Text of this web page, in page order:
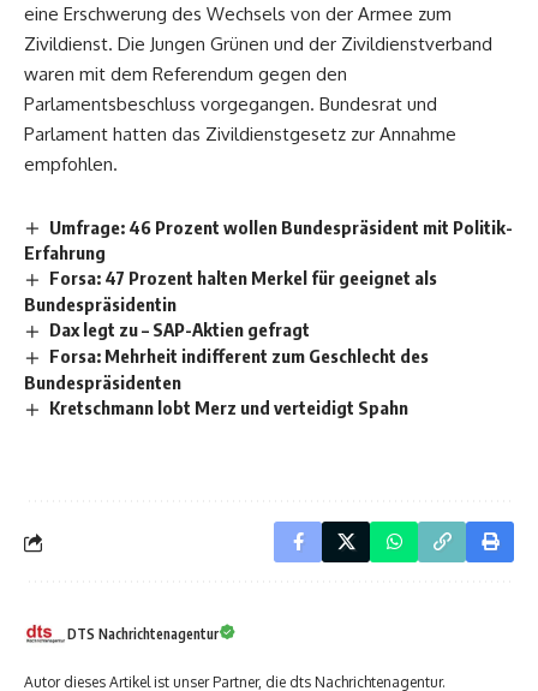
eine Erschwerung des Wechsels von der Armee zum
Zivildienst. Die Jungen Grünen und der Zivildienstverband
waren mit dem Referendum gegen den
Parlamentsbeschluss vorgegangen. Bundesrat und
Parlament hatten das Zivildienstgesetz zur Annahme
empfohlen.
Umfrage: 46 Prozent wollen Bundespräsident mit Politik-
Erfahrung
Forsa: 47 Prozent halten Merkel für geeignet als
Bundespräsidentin
Dax legt zu – SAP-Aktien gefragt
Forsa: Mehrheit indifferent zum Geschlecht des
Bundespräsidenten
Kretschmann lobt Merz und verteidigt Spahn
DTS Nachrichtenagentur
Autor dieses Artikel ist unser Partner, die dts Nachrichtenagentur.